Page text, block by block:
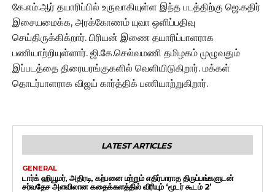
கே.எம்.ஆர் தயாரிப்பில் உருவாகியுள்ள இந்த படத்திற்கு ஜெ.கதிர்
இசையமைக்க, அரக்கோணம் யுவா ஒளிப்பதிவு
செய்திருக்கிக்றார். பிரியன் இணை தயாரிப்பாளராக
பணியாற்றியுள்ளார். ஜி.கே.செல்வமணி தமிழகம் முழுவதும்
இப்படத்தை திரையரங்குகளில் வெளியிடுகிறார். மக்கள்
தொடர்பாளராக விஜய் கார்த்திக் பணியாற்றுகிறார்.
LATEST ARTICLES
GENERAL
டார்க் ஹியூமர், அதிரடி, கற்பனை மற்றும் எதிர்பாராத திருப்பங்களுடன்
சர்வதேச அளவிலான கதைக்களத்தில் விரியும் ‘மூடர் கூடம் 2’